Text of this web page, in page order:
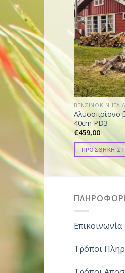
ΒΕΝΖΙΝΟΚΙΝΗΤΑ
Αλυσοπρίονο
40cm PD3
€459,00
ΠΡΟΣΘΗΚΗ
Επικοινωνία
Τρόποι